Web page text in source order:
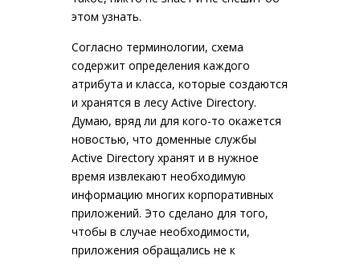
этом узнать.
Согласно терминологии, схема
содержит определения каждого
атрибута и класса, которые создаются
и хранятся в лесу Active Directory.
Думаю, вряд ли для кого-то окажется
новостью, что доменные службы
Active Directory хранят и в нужное
время извлекают необходимую
информацию многих корпоративных
приложений. Это сделано для того,
чтобы в случае необходимости,
приложения обращались не к